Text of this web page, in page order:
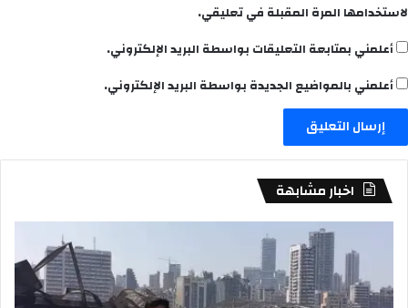
لاستخدامها المرة المقبلة في تعليقي.
أعلمني بمتابعة التعليقات بواسطة البريد الإلكتروني.
أعلمني بالمواضيع الجديدة بواسطة البريد الإلكتروني.
اخبار مشابهة